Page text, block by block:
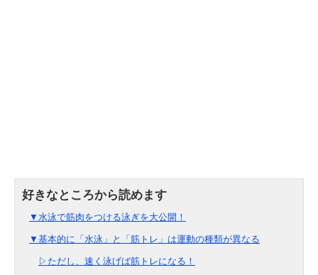
▼水泳で筋肉をつける泳ぎを大公開！
▼基本的に「水泳」と「筋トレ」は運動の種類が異なる
▷ただし、速く泳げば筋トレになる！